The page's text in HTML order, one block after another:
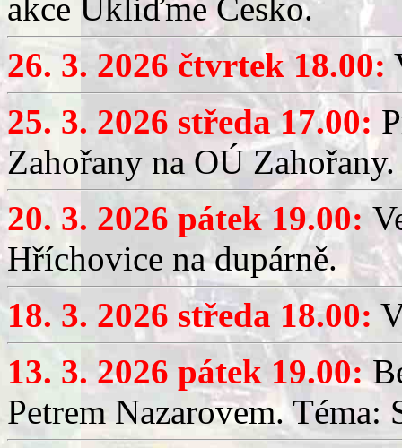
akce Ukliďme Česko.
26. 3. 2026 čtvrtek 18.00:
25. 3. 2026 středa 17.00:
Zahořany na OÚ Zahořany.
20. 3. 2026 pátek 19.00:
Hříchovice na dupárně.
18. 3. 2026 středa 18.00:
13. 3. 2026 pátek 19.00:
Petrem Nazarovem. Téma: